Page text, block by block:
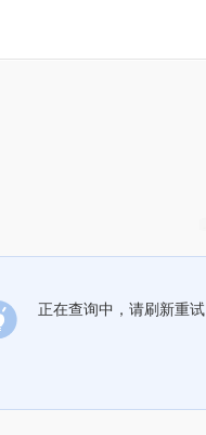
正在查询中，请刷新重试